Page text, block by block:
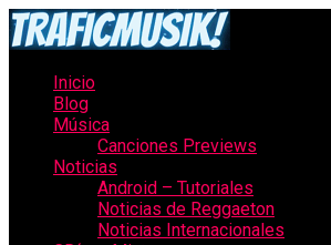
Inicio
Blog
Música
Canciones Previews
Noticias
Android – Tutoriales
Noticias de Reggaeton
Noticias Internacionales